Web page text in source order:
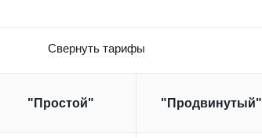
Свернуть тарифы
"Простой" "Продвинутый"